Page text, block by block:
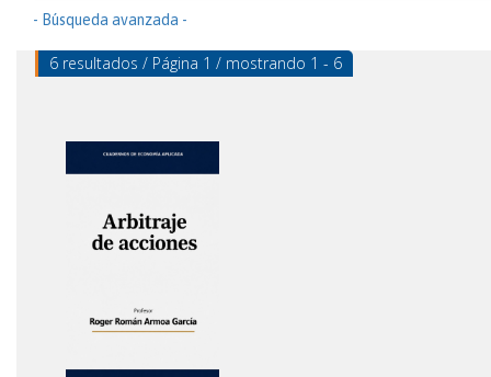
- Búsqueda avanzada -
6 resultados / Página 1 / mostrando 1 - 6